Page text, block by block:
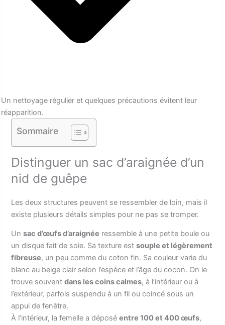
Un nettoyage régulier et quelques précautions évitent leur
réapparition.
Sommaire
Distinguer un sac d’araignée d’un
nid de guêpe
Les deux structures peuvent se ressembler de loin, mais il
existe plusieurs détails simples pour ne pas se tromper.
Unsac d’œufs d’araignée ressemble à une petite boule ou
un disque fait de soie. Sa texture estsouple et légèrement
fibreuse, un peu comme du coton fin. Sa couleur varie du
blanc au beige clair selon l’espèce et l’âge du cocon. On le
trouve souventdans les coins calmes, à l’intérieur ou à
l’extérieur, parfois suspendu à un fil ou coincé sous un
appui de fenêtre.
À l’intérieur, la femelle a déposéentre 100 et 400 œufs,